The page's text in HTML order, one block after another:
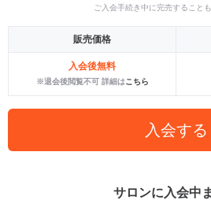
ご入会手続き中に完売すること
販売価格
入会後無料
※退会後閲覧不可 詳細はこちら
入会する
サロンに入会中